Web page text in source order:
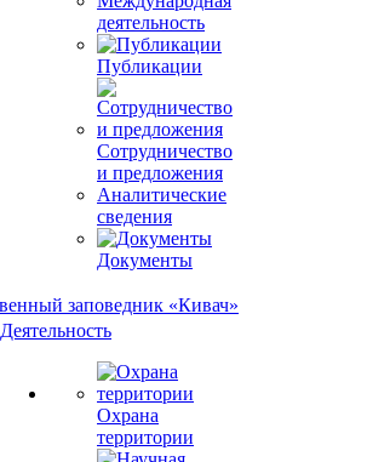
деятельность
Публикации
Сотрудничество
и предложения
Аналитические
сведения
Документы
Деятельность
Охрана
территории